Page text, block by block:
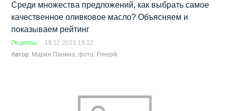
Среди множества предложений, как выбрать самое
качественное оливковое масло? Объясняем и
показываем рейтинг
Рецепты
19.12.2023 19:22
Автор: Мария Панина, фото: Freepik